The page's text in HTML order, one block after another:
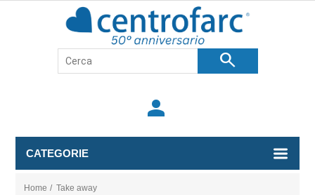
search
person
CATEGORIE
Home / Take away